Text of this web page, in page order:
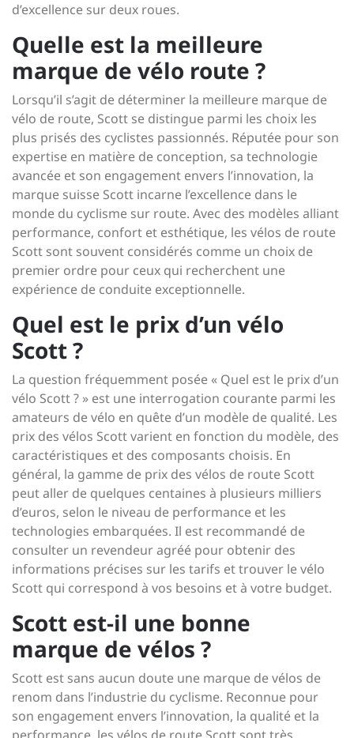
d’excellence sur deux roues.
Quelle est la meilleure
marque de vélo route ?
Lorsqu’il s’agit de déterminer la meilleure marque de
vélo de route, Scott se distingue parmi les choix les
plus prisés des cyclistes passionnés. Réputée pour son
expertise en matière de conception, sa technologie
avancée et son engagement envers l’innovation, la
marque suisse Scott incarne l’excellence dans le
monde du cyclisme sur route. Avec des modèles alliant
performance, confort et esthétique, les vélos de route
Scott sont souvent considérés comme un choix de
premier ordre pour ceux qui recherchent une
expérience de conduite exceptionnelle.
Quel est le prix d’un vélo
Scott ?
La question fréquemment posée « Quel est le prix d’un
vélo Scott ? » est une interrogation courante parmi les
amateurs de vélo en quête d’un modèle de qualité. Les
prix des vélos Scott varient en fonction du modèle, des
caractéristiques et des composants choisis. En
général, la gamme de prix des vélos de route Scott
peut aller de quelques centaines à plusieurs milliers
d’euros, selon le niveau de performance et les
technologies embarquées. Il est recommandé de
consulter un revendeur agréé pour obtenir des
informations précises sur les tarifs et trouver le vélo
Scott qui correspond à vos besoins et à votre budget.
Scott est-il une bonne
marque de vélos ?
Scott est sans aucun doute une marque de vélos de
renom dans l’industrie du cyclisme. Reconnue pour
son engagement envers l’innovation, la qualité et la